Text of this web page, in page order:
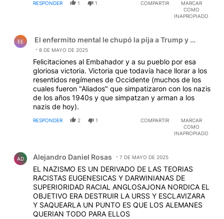
RESPONDER 1 1 COMPARTIR
MARCAR
COMO
INAPROPIADO
EE El enfermito mental le chupó la pija a Trump y el
8 DE MAYO DE 2025
Felicitaciones al Embahador y a su pueblo por esa
gloriosa victoria. Victoria que todavía hace llorar a los
resentidos regímenes de Occidente (muchos de los
cuales fueron "Aliados" que simpatizaron con los nazis
de los años 1940s y que simpatzan y arman a los
nazis de hoy).
RESPONDER 2 1 COMPARTIR
MARCAR
COMO
INAPROPIADO
AD Alejandro Daniel Rosas 7 DE MAYO DE 2025
EL NAZISMO ES UN DERIVADO DE LAS TEORIAS
RACISTAS EUGENESICAS Y DARWINIANAS DE
SUPERIORIDAD RACIAL ANGLOSAJONA NORDICA EL
OBJETIVO ERA DESTRUIR LA URSS Y ESCLAVIZARA
Y SAQUEARLA UN PUNTO ES QUE LOS ALEMANES
QUERIAN TODO PARA ELLOS